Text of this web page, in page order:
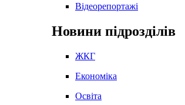
Відеорепортажі
Новини підрозділів
ЖКГ
Економіка
Освіта